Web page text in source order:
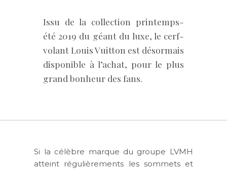
Issu de la collection printemps-
été 2019 du géant du luxe, le cerf-
volant Louis Vuitton est désormais
disponible à l’achat, pour le plus
grand bonheur des fans.
Si la célèbre marque du groupe LVMH
atteint régulièrements les sommets et